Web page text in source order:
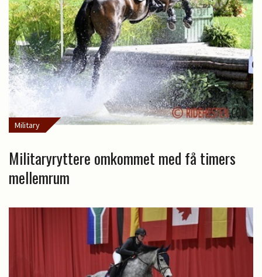
Military
Militaryryttere omkommet med få timers
mellemrum